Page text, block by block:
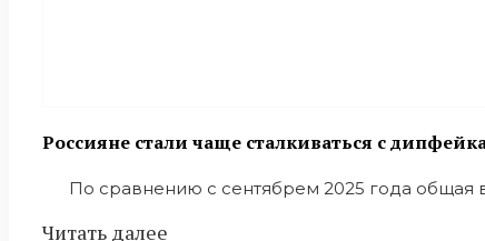
Россияне стали чаще сталкиваться с
По сравнению с сентябрем 2025 года общая
Читать далее